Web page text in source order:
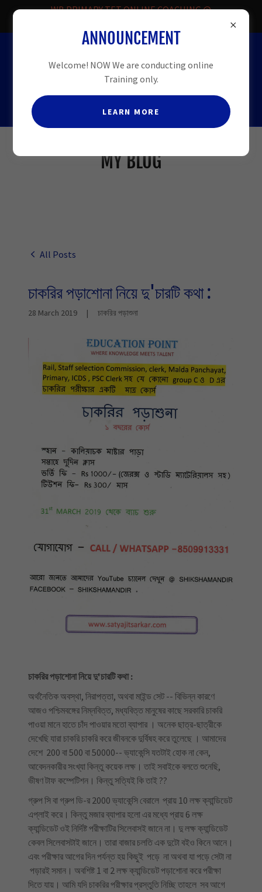
WB PRIMARY TET ONLINE COACHING @
MY BLOG
All Posts
চাকরির পড়াশোনা নিয়ে দু'চারটি কথা :
28 March 2019 | চাকরির পড়াশুনা
চাকরির পড়াশোনা নিয়ে দু'চারটি কথা :
অর্থনৈতিক অবস্থা, নিরাপত্তা, অথবা মাইন্ড সেট -- বিভিন্ন কারণে
আজও পশ্চিমবঙ্গের নিম্নবিত্ত, মধ্যবিত্ত মানুষের কাছে সরকারি চাকরি
পাওয়া মানে হাতে চাঁদ পাওয়ার মতো ব্যাপার । অনেক ছাত্র-ছাত্রীকে
দেখেছি যারা চাকরি চাকরি করে জীবনকে দুর্বিষহ করে তুলেছে । আমাদের
দেশে 200 বা 500 বা 50000-- ভ্যাকেন্সি যতটাই হোক না কেন,
আবেদনকারীর সংখ্যা কিন্তু কয়েক লক্ষ। তাই সবাইকে বলতে শুনেছি,
ভীষণ টাফ কম্পেটিশন। কিন্তু সত্যিই কি তাই ??
গ্রুপ সি বা গ্রুপ ডি-র 2000 ভ্যাকেন্সি বেরালে প্রায় 10 লক্ষ ক্যান্ডিডেট
এপ্লাই করে। কিন্তু মজার ব্যাপার হলো এর মধ্যে প্রায় 6 লক্ষ
ক্যান্ডিডেট ওই নির্দিষ্ট পরীক্ষাটির সিলেবাসই জানে না। দু লক্ষ ক্যান্ডিডেট
কেবল সিলেবাসটাই জানে। তারা বাজার চলতি এক দুটো বইও কিনে আনে।
এবং পরীক্ষার আগের দিন পর্যন্ত হয় কিছুই পড়ে না অথবা যা পড়ে সেটা না
পড়ারই সমান। অবশিষ্ট 1 বা 2 লক্ষ ক্যান্ডিডেট পড়াশোনা করে পরীক্ষা
দিতে যায়। আমি যদি চাকরির পরীক্ষার প্রস্তুতি নিচ্ছি তাহলে সব আগে
ANNOUNCEMENT
Welcome! NOW We are conducting online
Training only.
LEARN MORE